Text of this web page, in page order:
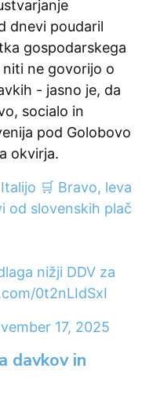
dnevi poudaril
gospodarskega
niti ne govorijo o
- jasno je, da
socialo in
pod Golobovo
okvirja.
🛒 Bravo, leva
od slovenskih plač
nižji DDV za
0t2nLIdSxI
17, 2025
davkov in